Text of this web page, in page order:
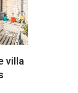
villa